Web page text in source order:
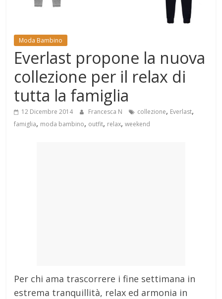
Moda Bambino
Everlast propone la nuova
collezione per il relax di
tutta la famiglia
12 Dicembre 2014 Francesca N collezione, Everlast,
famiglia, moda bambino, outfit, relax,weekend
Per chi ama trascorrere i fine settimana in
estrema tranquillità, relax ed armonia in